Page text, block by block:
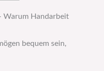
Warum Handarbeit
bequem sein,